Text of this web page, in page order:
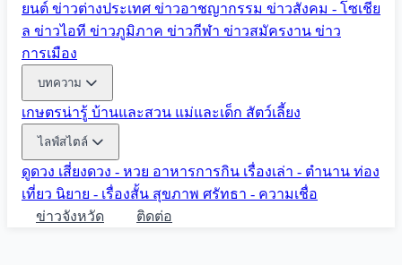
ยนต์ ข่าวต่างประเทศ ข่าวอาชญากรรม ข่าวสังคม - โซเชีย
ล ข่าวไอที ข่าวภูมิภาค ข่าวกีฬา ข่าวสมัครงาน ข่าว
การเมือง
บทความ
เกษตรน่ารู้ บ้านและสวน แม่และเด็ก สัตว์เลี้ยง
ไลฟ์สไตล์
ดูดวง เสี่ยงดวง - หวย อาหารการกิน เรื่องเล่า - ตำนาน ท่อง
เที่ยว นิยาย - เรื่องสั้น สุขภาพ ศรัทธา - ความเชื่อ
ข่าวจังหวัด
ติดต่อ